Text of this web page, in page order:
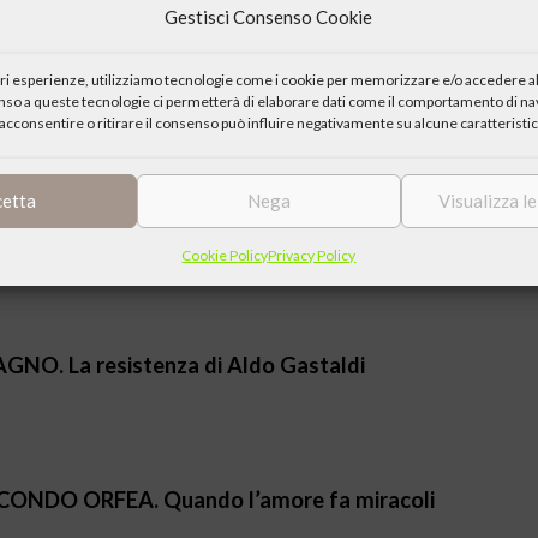
Gestisci Consenso Cookie
esperienze, utilizziamo tecnologie come i cookie per memorizzare e/o accedere
a queste tecnologie ci permetterà di elaborare dati come il comportamento di
o ritirare il consenso può influire negativamente su alcune
Nega Visualizza
Cookie PolicyPrivacy Policy
Luca Zingaretti, tratto dal libro di Mencarelli
della verità
La resistenza di Aldo Gastaldi
ORFEA. Quando l’amore fa miracoli